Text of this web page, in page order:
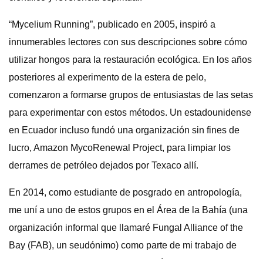
“Mycelium Running”, publicado en 2005, inspiró a
innumerables lectores con sus descripciones sobre cómo
utilizar hongos para la restauración ecológica. En los años
posteriores al experimento de la estera de pelo,
comenzaron a formarse grupos de entusiastas de las setas
para experimentar con estos métodos. Un estadounidense
en Ecuador incluso fundó una organización sin fines de
lucro, Amazon MycoRenewal Project, para limpiar los
derrames de petróleo dejados por Texaco allí.
En 2014, como estudiante de posgrado en antropología,
me uní a uno de estos grupos en el Área de la Bahía (una
organización informal que llamaré Fungal Alliance of the
Bay (FAB), un seudónimo) como parte de mi trabajo de